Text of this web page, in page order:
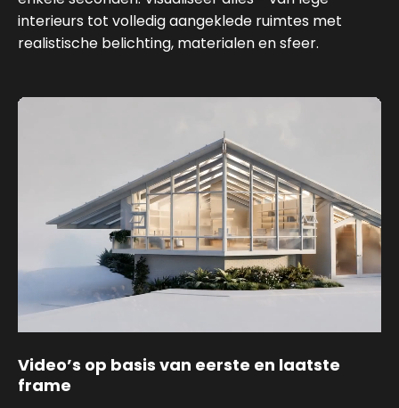
interieurs tot volledig aangeklede ruimtes met
realistische belichting, materialen en sfeer.
Video’s op basis van eerste en laatste
frame